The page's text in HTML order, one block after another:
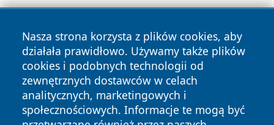
Nasza strona korzysta z plików cookies, aby
działała prawidłowo. Używamy także plików
cookies i podobnych technologii od
zewnętrznych dostawców w celach
analitycznych, marketingowych i
społecznościowych. Informacje te mogą być
Copyright © 2026 ostrolecki24.pl Wszystkie prawa
zastrzeżone.